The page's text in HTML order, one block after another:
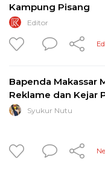
Kampung Pisang
Editor
Bapenda Makassar
Reklame dan Kejar
Syukur Nutu